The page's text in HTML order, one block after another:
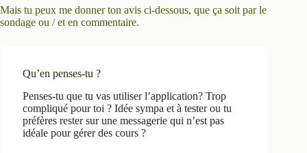
Mais tu peux me donner ton avis ci-dessous, que ça soit par le
sondage ou / et en commentaire.
Qu’en penses-tu ?
Penses-tu que tu vas utiliser l’application? Trop
compliqué pour toi ? Idée sympa et à tester ou tu
préfères rester sur une messagerie qui n’est pas
idéale pour gérer des cours ?